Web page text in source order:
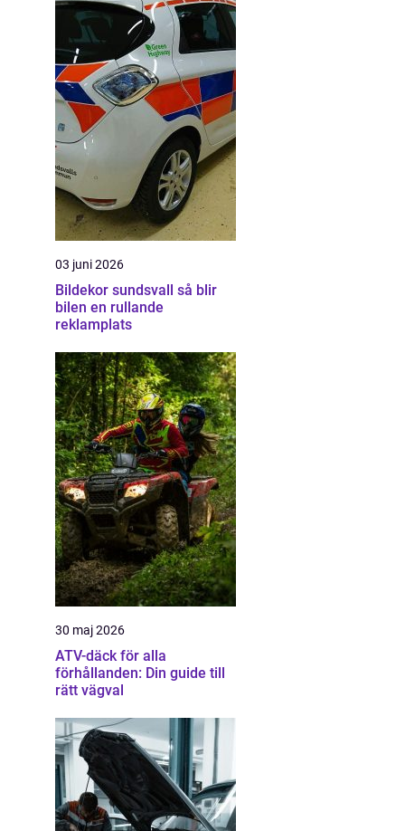
03 juni 2026
Bildekor sundsvall så blir
bilen en rullande
reklamplats
30 maj 2026
ATV-däck för alla
förhållanden: Din guide till
rätt vägval